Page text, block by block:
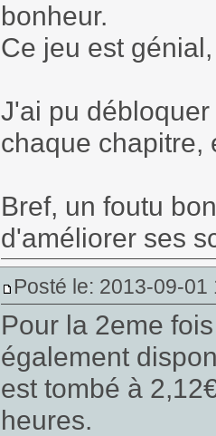
bonheur.
Ce jeu est
J'ai pu
chaque chapitre,
Bref, un foutu
d'améliorer ses
Posté le: 2013-09-01
Pour la 2eme
également
est tombé à
heures.